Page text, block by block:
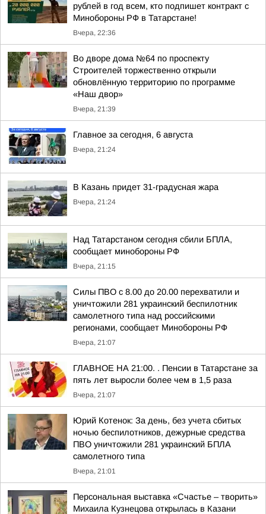
рублей в год всем, кто подпишет контракт с
Минобороны РФ в Татарстане!
Вчера, 22:36
Во дворе дома №64 по проспекту
Строителей торжественно открыли
обновлённую территорию по программе
«Наш двор»
Вчера, 21:39
Главное за сегодня, 6 августа
Вчера, 21:24
В Казань придет 31-градусная жара
Вчера, 21:24
Над Татарстаном сегодня сбили БПЛА,
сообщает минобороны РФ
Вчера, 21:15
Силы ПВО с 8.00 до 20.00 перехватили и
уничтожили 281 украинский беспилотник
самолетного типа над российскими
регионами, сообщает Минобороны РФ
Вчера, 21:07
ГЛАВНОЕ НА 21:00. . Пенсии в Татарстане за
пять лет выросли более чем в 1,5 раза
Вчера, 21:07
Юрий Котенок: За день, без учета сбитых
ночью беспилотников, дежурные средства
ПВО уничтожили 281 украинский БПЛА
самолетного типа
Вчера, 21:01
Персональная выставка «Счастье – творить»
Михаила Кузнецова открылась в Казани